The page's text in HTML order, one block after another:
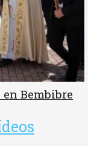
en Bembibre